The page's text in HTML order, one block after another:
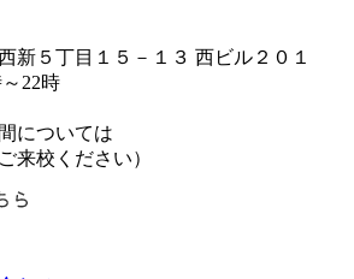
新５丁目１５－１３ 西ビル２０１
～22時
については
来校ください）